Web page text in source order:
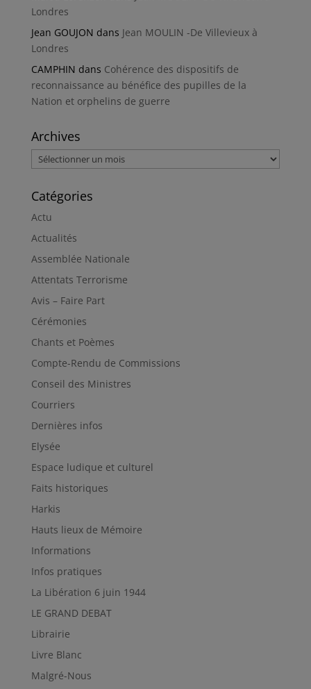
Londres
Jean GOUJON dans Jean MOULIN -De Villevieux à
Londres
CAMPHIN dans Cohérence des dispositifs de
reconnaissance au bénéfice des pupilles de la
Nation et orphelins de guerre
Archives
Archives
Catégories
Actu
Actualités
Assemblée Nationale
Attentats Terrorisme
Avis – Faire Part
Cérémonies
Chants et Poèmes
Compte-Rendu de Commissions
Conseil des Ministres
Courriers
Dernières infos
Elysée
Espace ludique et culturel
Faits historiques
Harkis
Hauts lieux de Mémoire
Informations
Infos pratiques
La Libération 6 juin 1944
LE GRAND DEBAT
Librairie
Livre Blanc
Malgré-Nous